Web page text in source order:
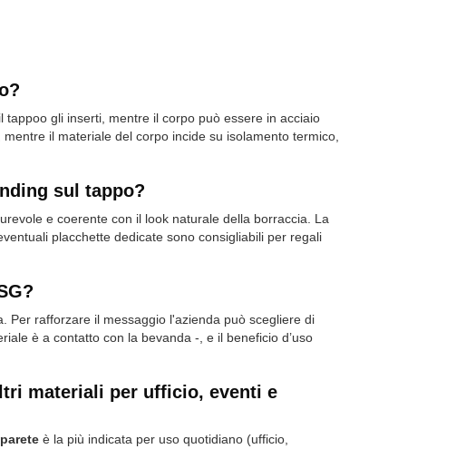
tappoo gli inserti, mentre il corpo può essere in acciaio
il materiale del corpo incide su isolamento termico,
sul tappo?
e coerente con il look naturale della borraccia. La
placchette dedicate sono consigliabili per regali
Per rafforzare il messaggio l'azienda può scegliere di
è a contatto con la bevanda -, e il beneficio d’uso
materiali per ufficio, eventi e
è la più indicata per uso quotidiano (ufficio,